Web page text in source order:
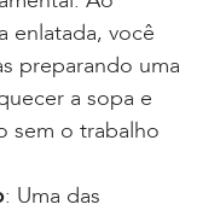
enlatada, você
preparando uma
a sopa e
sem o trabalho
: Uma das